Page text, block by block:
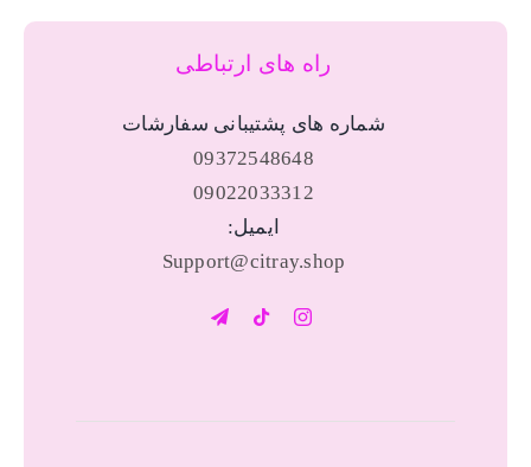
راه های ارتباطی
شماره های پشتیبانی سفارشات
09372548648
09022033312
ایمیل:
Support@citray.shop